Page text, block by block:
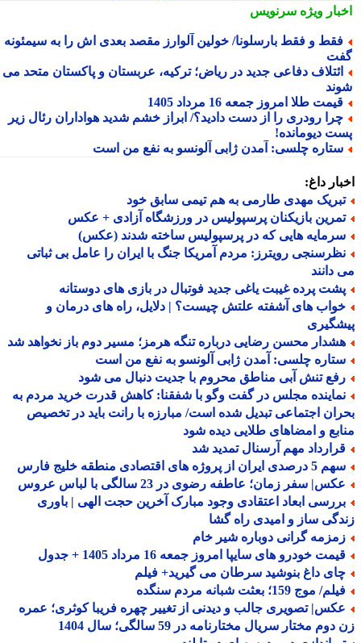
ویژهسرنویس
و فقط بارسلونا/ خولین آلوارز مقصد بعدی اش را به سیمئونه
دفاعی جدید در ریاض؛ ترکیه، عربستان و پاکستان متحد می
طلا امروز جمعه 16 مرداد 1405
رودری را از دست دادید؟/ ابراز خشم شدید هواداران رئال زیر
دیومانده!
چلسی: آمدن ژابی آلونسو به نفع من است
داغ:
مهدی طارمی به هم تیمی سابق خود
بازیکنان پرسپولیس در ورزشگاه آزادی + عکس
هایی که در پرسپولیس ساخته شدند (عکس)
رویترز: مردم آمریکا جنگ با ایران را عامل بی ثباتی
پرده غیبت یاغی جدید فوتبال در بازی های دوستانه
های آشفته علتش چیست؟ | دلایل، راه های درمان و
محسن رضایی درباره تنگه هرمز؛ مسیر دوم باز نخواهد شد
چلسی: آمدن ژابی آلونسو به نفع من است
تنش آبی مناطق محروم با جدیت دنبال می شود
مجلس در گفت وگو با شفقنا: کاهش قدرت خرید مردم به
اجتماعی تبدیل شده است/ مبارزه با رانت باید در تخصیص
و امضاهای طلایی دیده شود
مهم آرسنال تمدید شد
از پروژه های اقتصادی منطقه خلیج فارس
سفر زمان؛ عاطفه رضوی در 23 سالگی با لباس عروس
ابعاد اعتقادی وجود مبارک آخرین حجت الهی | باوری
ساز و امیدی راه گشا
گرانی دوباره شیر خام
خودرو های سایپا امروز جمعه 16 مرداد 1405 + جدول
داغ بنوشید سرطان می گیرید+ فیلم
موج 159؛ بعثت شبانه مردم سنگده
تصویری جالب و دیدنی از تغییر چهره فریبا کوثری؛ عمره
مختار سریال مختارنامه در 59 سالگی؛ سال 1404